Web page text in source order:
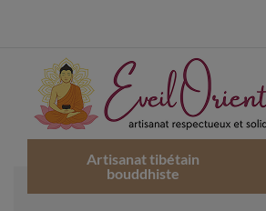
Artisanat tibétain
bouddhiste